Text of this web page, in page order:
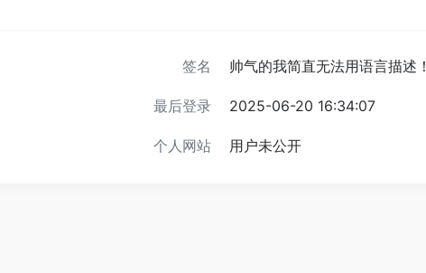
签名 帅气的我简直无法用语言描述！
最后登录 2025-06-20 16:34:07
个人网站 用户未公开